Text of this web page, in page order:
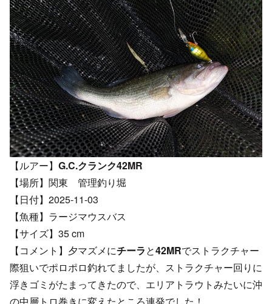
【ルアー】 G.C.クランク42MR
【場所】関東 管理釣り堀
【日付】2025-11-03
【魚種】ラージマウスバス
【サイズ】35 cm
【コメント】夕マズメにチーラと42MRでストラクチャー
際狙いでポロポロ釣れてましたが、ストラクチャー回りに
浮きゴミがたまってきたので、エリアトラウトみたいに沖